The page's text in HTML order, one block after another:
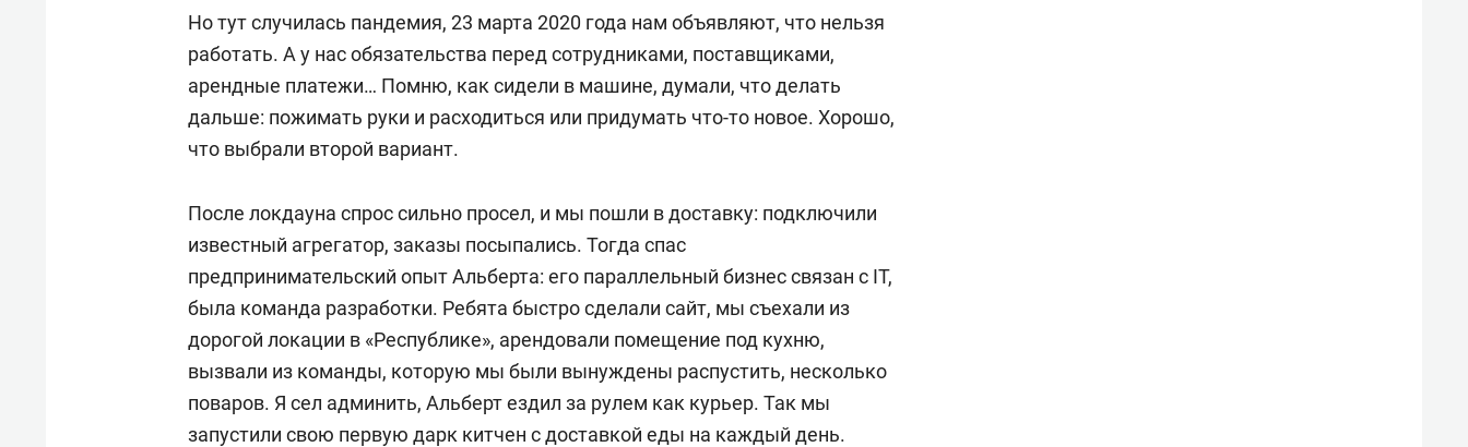
Но тут случилась пандемия, 23 марта 2020 года нам объявляют, что нельзя
работать. А у нас обязательства перед сотрудниками, поставщиками,
арендные платежи… Помню, как сидели в машине, думали, что делать
дальше: пожимать руки и расходиться или придумать что-то новое. Хорошо,
что выбрали второй вариант.
После локдауна спрос сильно просел, и мы пошли в доставку: подключили
известный агрегатор, заказы посыпались. Тогда спас
предпринимательский опыт Альберта: его параллельный бизнес связан с IT,
была команда разработки. Ребята быстро сделали сайт, мы съехали из
дорогой локации в «Республике», арендовали помещение под кухню,
вызвали из команды, которую мы были вынуждены распустить, несколько
поваров. Я сел админить, Альберт ездил за рулем как курьер. Так мы
запустили свою первую дарк китчен с доставкой еды на каждый день.